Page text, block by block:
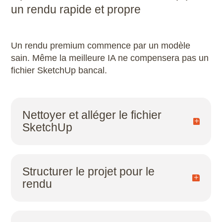
Microstation
Nuke
Premiere Pro
Rhino
un rendu rapide et propre
Un rendu premium commence par un modèle
sain. Même la meilleure IA ne compensera pas un
fichier SketchUp bancal.
Nettoyer et alléger le fichier
SketchUp
Purger le fichier (éléments non utilisés)
Remplacer les objets copiés par des
Structurer le projet pour le
rendu